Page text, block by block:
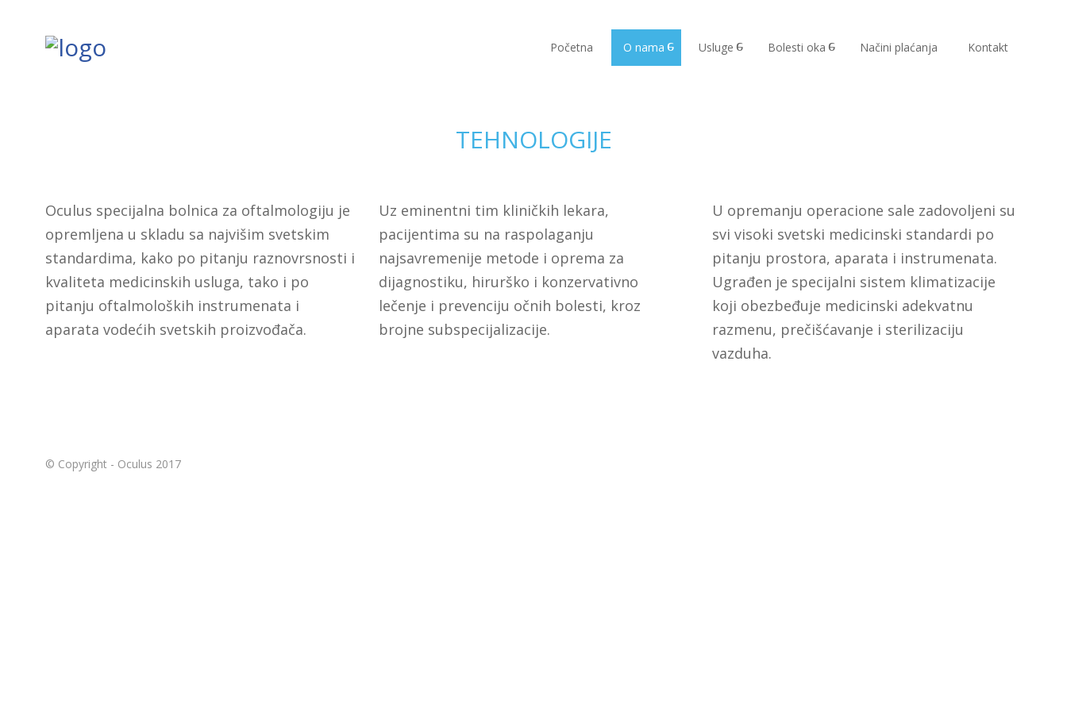
Početna O nama Usluge Bolesti oka Načini plaćanja Kontakt
TEHNOLOGIJE
Oculus specijalna bolnica za oftalmologiju je
opremljena u skladu sa najvišim svetskim
standardima, kako po pitanju raznovrsnosti i
kvaliteta medicinskih usluga, tako i po
pitanju oftalmoloških instrumenata i
aparata vodećih svetskih proizvođača.
Uz eminentni tim kliničkih lekara,
pacijentima su na raspolaganju
najsavremenije metode i oprema za
dijagnostiku, hirurško i konzervativno
lečenje i prevenciju očnih bolesti, kroz
brojne subspecijalizacije.
U opremanju operacione sale zadovoljeni su
svi visoki svetski medicinski standardi po
pitanju prostora, aparata i instrumenata.
Ugrađen je specijalni sistem klimatizacije
koji obezbeđuje medicinski adekvatnu
razmenu, prečišćavanje i sterilizaciju
vazduha.
© Copyright - Oculus 2017